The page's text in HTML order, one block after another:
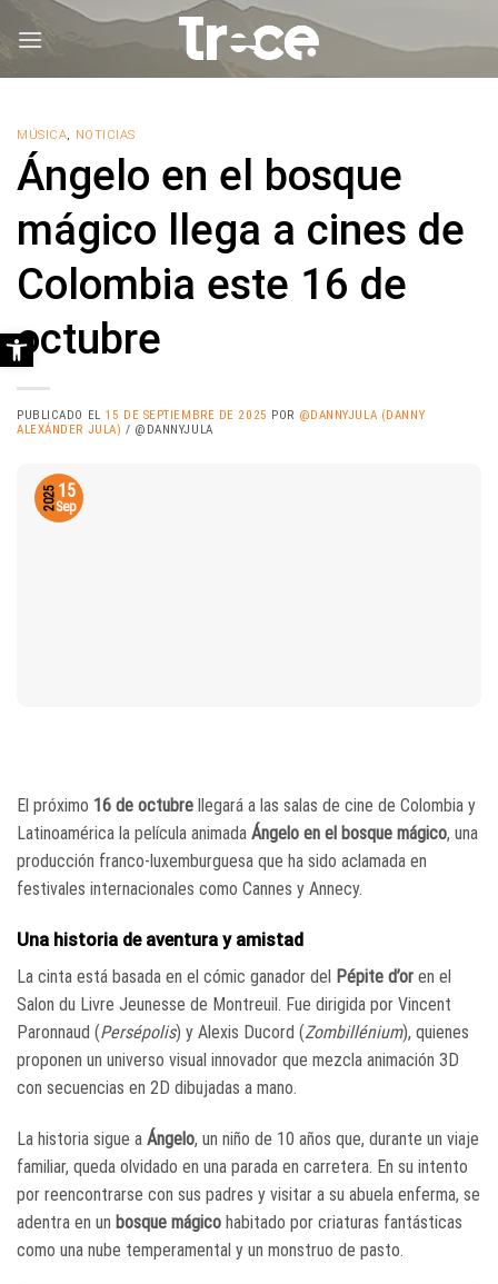
MÚSICA, NOTICIAS
Ángelo en el bosque
mágico llega a cines de
Colombia este 16 de
octubre
PUBLICADO EL 15 DE SEPTIEMBRE DE 2025 POR @DANNYJULA (DANNY
ALEXÁNDER JULA) / @DANNYJULA
15
Sep
2025
El próximo 16 de octubre llegará a las salas de cine de Colombia y
Latinoamérica la película animada Ángelo en el bosque mágico, una
producción franco-luxemburguesa que ha sido aclamada en
festivales internacionales como Cannes y Annecy.
Una historia de aventura y amistad
La cinta está basada en el cómic ganador del Pépite d’or en el
Salon du Livre Jeunesse de Montreuil. Fue dirigida por Vincent
Paronnaud (Persépolis) y Alexis Ducord (Zombillénium), quienes
proponen un universo visual innovador que mezcla animación 3D
con secuencias en 2D dibujadas a mano.
La historia sigue a Ángelo, un niño de 10 años que, durante un viaje
familiar, queda olvidado en una parada en carretera. En su intento
por reencontrarse con sus padres y visitar a su abuela enferma, se
adentra en un bosque mágico habitado por criaturas fantásticas
como una nube temperamental y un monstruo de pasto.
Abrir barra de herramientas